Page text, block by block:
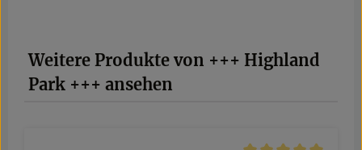
Produktgalerie überspringen
Weitere Produkte von +++ Highland
Park +++ ansehen